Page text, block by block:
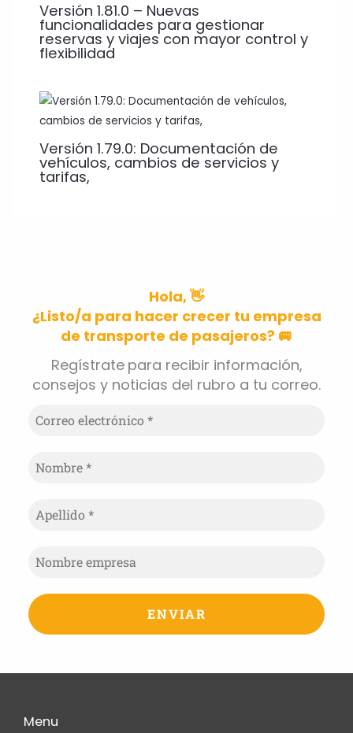
Versión 1.81.0 – Nuevas
funcionalidades para gestionar
reservas y viajes con mayor control y
flexibilidad
Versión 1.79.0: Documentación de
vehículos, cambios de servicios y
tarifas,
Hola, 👋
¿Listo/a para hacer crecer tu empresa
de transporte de pasajeros? 🚐
Regístrate para recibir información,
consejos y noticias del rubro a tu correo.
Menu